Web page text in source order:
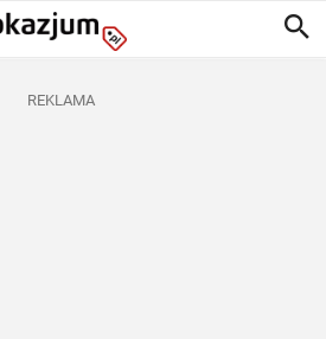
REKLAMA